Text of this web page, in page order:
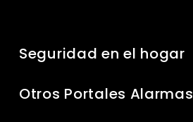
Seguridad en el hogar
Otros Portales Alarmas